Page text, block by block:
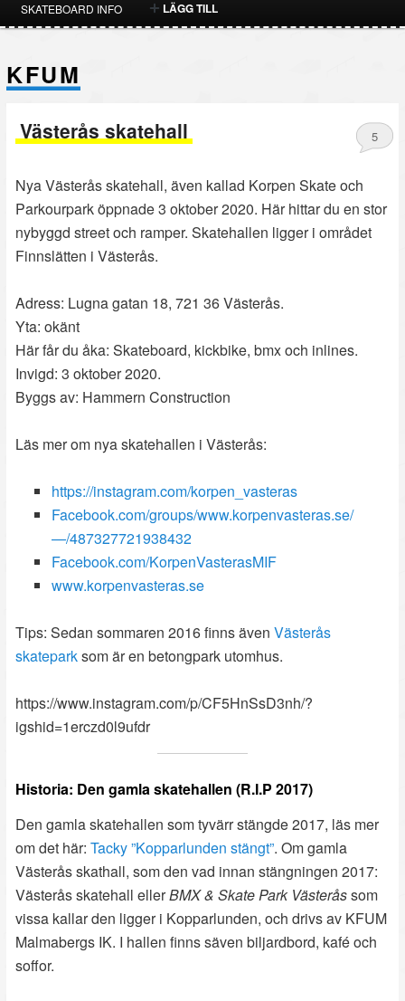
TILL
PRIMÄRT
INNEHÅLL
TILL
SEKUNDÄRT
INNEHÅLL
SKATEBOARD INFO LÄGG TILL
KFUM
Västerås skatehall 5
Nya Västerås skatehall, även kallad Korpen Skate och
Parkourpark öppnade 3 oktober 2020. Här hittar du en stor
nybyggd street och ramper. Skatehallen ligger i området
Finnslätten i Västerås.
Adress: Lugna gatan 18, 721 36 Västerås.
Yta: okänt
Här får du åka: Skateboard, kickbike, bmx och inlines.
Invigd: 3 oktober 2020.
Byggs av: Hammern Construction
Läs mer om nya skatehallen i Västerås:
https://instagram.com/korpen_vasteras
Facebook.com/groups/www.korpenvasteras.se/
—/487327721938432
Facebook.com/KorpenVasterasMIF
www.korpenvasteras.se
Tips: Sedan sommaren 2016 finns även Västerås
skateparksom är en betongpark utomhus.
https://www.instagram.com/p/CF5HnSsD3nh/?
igshid=1erczd0l9ufdr
Historia: Den gamla skatehallen (R.I.P 2017)
Den gamla skatehallen som tyvärr stängde 2017, läs mer
om det här:Tacky ”Kopparlunden stängt”. Om gamla
Västerås skathall, som den vad innan stängningen 2017:
Västerås skatehall ellerBMX & Skate Park Västeråssom
vissa kallar den ligger i Kopparlunden, och drivs av KFUM
Malmabergs IK. I hallen finns säven biljardbord, kafé och
soffor.